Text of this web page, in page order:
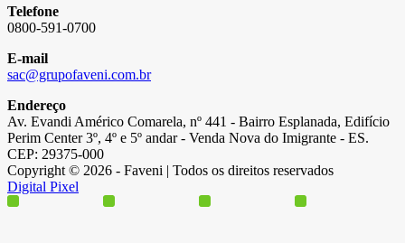
Telefone
0800-591-0700
E-mail
sac@grupofaveni.com.br
Endereço
Av. Evandi Américo Comarela, nº 441 - Bairro Esplanada, Edifício
Perim Center 3º, 4º e 5º andar - Venda Nova do Imigrante - ES.
CEP: 29375-000
Copyright © 2026 - Faveni | Todos os direitos reservados
Digital Pixel